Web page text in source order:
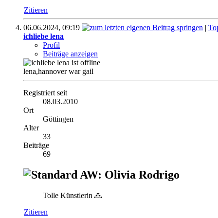
Zitieren
06.06.2024, 09:19 |
ichliebe lena
Profil
Beiträge anzeigen
lena,hannover war gail
Registriert seit
08.03.2010
Ort
Göttingen
Alter
33
Beiträge
69
AW: Olivia Rodrigo
Tolle Künstlerin 🙏
Zitieren